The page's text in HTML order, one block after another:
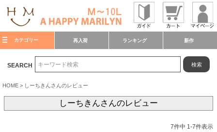
カテゴリー 再入荷 ランキング 新作
SEARCH 検索
HOME しーちきんさんのレビュー
しーちきんさんのレビュー
7件中 1-7件表示